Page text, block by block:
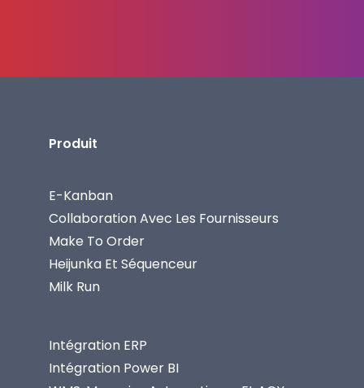
Produit
E-Kanban
Collaboration Avec Les Fournisseurs
Make To Order
Heijunka Et Séquenceur
Milk Run
Intégration ERP
Intégration Power BI